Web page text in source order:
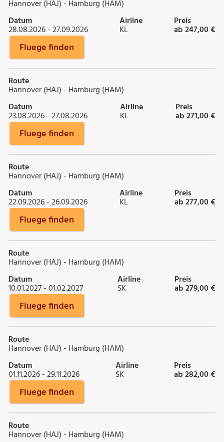
Hannover (HAJ) - Hamburg (HAM)
Datum
28.08.2026 - 27.09.2026
Airline
KL
Preis
ab 247,00 €
Fluege finden
Route
Hannover (HAJ) - Hamburg (HAM)
Datum
23.08.2026 - 27.08.2026
Airline
KL
Preis
ab 271,00 €
Fluege finden
Route
Hannover (HAJ) - Hamburg (HAM)
Datum
22.09.2026 - 26.09.2026
Airline
KL
Preis
ab 277,00 €
Fluege finden
Route
Hannover (HAJ) - Hamburg (HAM)
Datum
10.01.2027 - 01.02.2027
Airline
SK
Preis
ab 279,00 €
Fluege finden
Route
Hannover (HAJ) - Hamburg (HAM)
Datum
01.11.2026 - 29.11.2026
Airline
SK
Preis
ab 282,00 €
Fluege finden
Route
Hannover (HAJ) - Hamburg (HAM)